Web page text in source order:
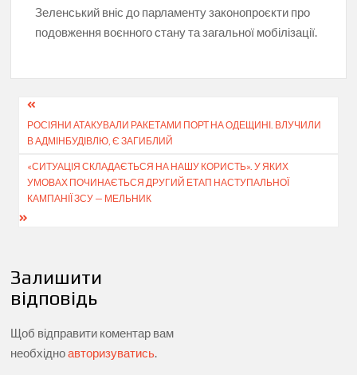
Зеленський вніс до парламенту законопроєкти про
подовження воєнного стану та загальної мобілізації.
Навігація
записів
РОСІЯНИ АТАКУВАЛИ РАКЕТАМИ ПОРТ НА ОДЕЩИНІ. ВЛУЧИЛИ
В АДМІНБУДІВЛЮ, Є ЗАГИБЛИЙ
«СИТУАЦІЯ СКЛАДАЄТЬСЯ НА НАШУ КОРИСТЬ». У ЯКИХ
УМОВАХ ПОЧИНАЄТЬСЯ ДРУГИЙ ЕТАП НАСТУПАЛЬНОЇ
КАМПАНІЇ ЗСУ — МЕЛЬНИК
Залишити
відповідь
Щоб відправити коментар вам
необхідноавторизуватись.